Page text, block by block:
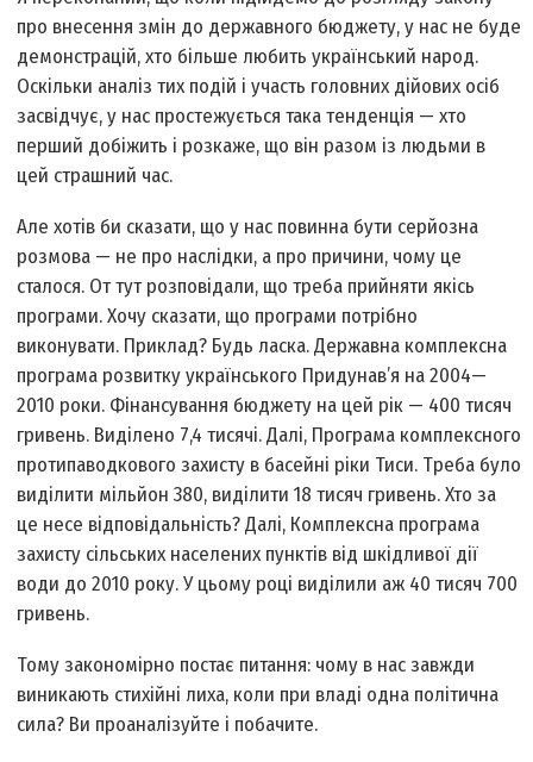
про внесення змін до державного бюджету, у нас не буде
демонстрацій, хто більше любить український народ.
Оскільки аналіз тих подій і участь головних дійових осіб
засвідчує, у нас простежується така тенденція — хто
перший добіжить і розкаже, що він разом із людьми в
цей страшний час.
Але хотів би сказати, що у нас повинна бути серйозна
розмова — не про наслідки, а про причини, чому це
сталося. От тут розповідали, що треба прийняти якісь
програми. Хочу сказати, що програми потрібно
виконувати. Приклад? Будь ласка. Державна комплексна
програма розвитку українського Придунав’я на 2004—
2010 роки. Фінансування бюджету на цей рік — 400 тисяч
гривень. Виділено 7,4 тисячі. Далі, Програма комплексного
протипаводкового захисту в басейні ріки Тиси. Треба було
виділити мільйон 380, виділити 18 тисяч гривень. Хто за
це несе відповідальність? Далі, Комплексна програма
захисту сільських населених пунктів від шкідливої дії
води до 2010 року. У цьому році виділили аж 40 тисяч 700
гривень.
Тому закономірно постає питання: чому в нас завжди
виникають стихійні лиха, коли при владі одна політична
сила? Ви проаналізуйте і побачите.